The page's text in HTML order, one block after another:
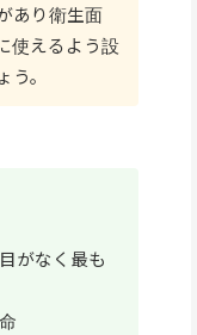
あり衛生面
使えるよう設
。
がなく最も